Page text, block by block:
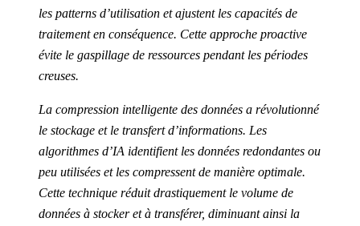
les patterns d’utilisation et ajustent les capacités de
traitement en conséquence. Cette approche proactive
évite le gaspillage de ressources pendant les périodes
creuses.
La compression intelligente des données a révolutionné
le stockage et le transfert d’informations. Les
algorithmes d’IA identifient les données redondantes ou
peu utilisées et les compressent de manière optimale.
Cette technique réduit drastiquement le volume de
données à stocker et à transférer, diminuant ainsi la